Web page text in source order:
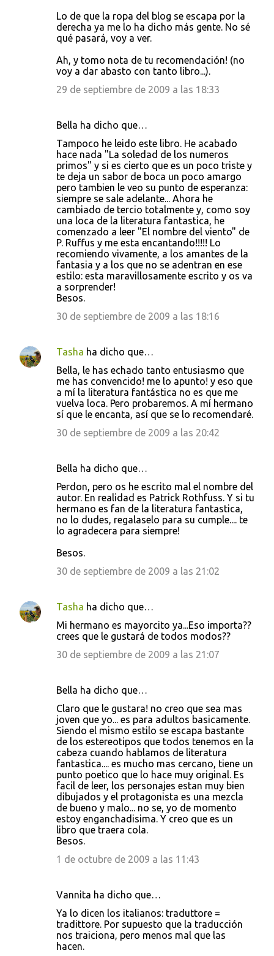
Lo de que la ropa del blog se escapa por la
derecha ya me lo ha dicho más gente. No sé
qué pasará, voy a ver.
Ah, y tomo nota de tu recomendación! (no
voy a dar abasto con tanto libro...).
29 de septiembre de 2009 a las 18:33
Bella ha dicho que…
Tampoco he leido este libro. He acabado
hace nada "La soledad de los numeros
primos" y si es cierto que es un poco triste y
te deja un sabor de boca un poco amargo
pero tambien le veo su punto de esperanza:
siempre se sale adelante... Ahora he
cambiado de tercio totalmente y, como soy
una loca de la literatura fantastica, he
comenzado a leer "El nombre del viento" de
P. Ruffus y me esta encantando!!!!! Lo
recomiendo vivamente, a los amantes de la
fantasia y a los que no se adentran en ese
estilo: esta maravillosamente escrito y os va
a sorprender!
Besos.
30 de septiembre de 2009 a las 18:16
Tasha ha dicho que…
Bella, le has echado tanto entusiasmo que
me has convencido! me lo apunto! y eso que
a mí la literatura fantástica no es que me
vuelva loca. Pero probaremos. A mí hermano
sí que le encanta, así que se lo recomendaré.
30 de septiembre de 2009 a las 20:42
Bella ha dicho que…
Perdon, pero os he escrito mal el nombre del
autor. En realidad es Patrick Rothfuss. Y si tu
hermano es fan de la literatura fantastica,
no lo dudes, regalaselo para su cumple.... te
lo agradecera para siempre!
Besos.
30 de septiembre de 2009 a las 21:02
Tasha ha dicho que…
Mi hermano es mayorcito ya...Eso importa??
crees que le gustará de todos modos??
30 de septiembre de 2009 a las 21:07
Bella ha dicho que…
Claro que le gustara! no creo que sea mas
joven que yo... es para adultos basicamente.
Siendo el mismo estilo se escapa bastante
de los estereotipos que todos tenemos en la
cabeza cuando hablamos de literatura
fantastica.... es mucho mas cercano, tiene un
punto poetico que lo hace muy original. Es
facil de leer, los personajes estan muy bien
dibujados y el protagonista es una mezcla
de bueno y malo... no se, yo de momento
estoy enganchadisima. Y creo que es un
libro que traera cola.
Besos.
1 de octubre de 2009 a las 11:43
Vannita ha dicho que…
Ya lo dicen los italianos: traduttore =
tradittore. Por supuesto que la traducción
nos traiciona, pero menos mal que las
hacen.